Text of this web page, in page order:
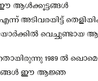
ആൾക്കൂട്ടങ്ങൾ
അടിവരയിട്ട്
വെച്ചുണ്ടായ
1989 ൽ
ഈ ആജ്ഞ